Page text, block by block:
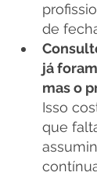
de
já
mas o
Isso
que